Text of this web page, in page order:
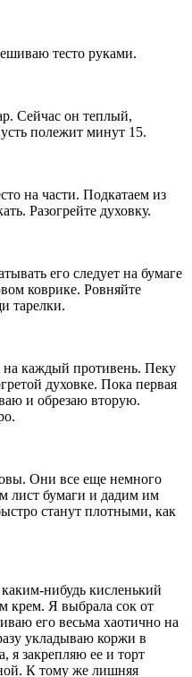
тесто руками.
Сейчас он теплый,
полежит минут 15.
на части. Подкатаем из
Разогрейте духовку.
его следует на бумаге
коврике. Ровняйте
тарелки.
каждый противень. Пеку
духовке. Пока первая
и обрезаю вторую.
Они все еще немного
лист бумаги и дадим им
станут плотными, как
нибудь кисленький
крем. Я выбрала сок от
его весьма хаотично на
укладываю коржи в
я закрепляю ее и торт
К тому же лишняя